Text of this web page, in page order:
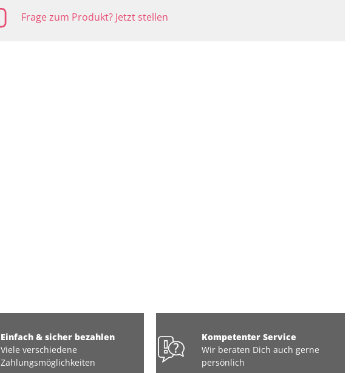
Frage zum Produkt? Jetzt stellen
Einfach & sicher bezahlen
Viele verschiedene
Zahlungsmöglichkeiten
Kompetenter Service
Wir beraten Dich auch gerne
persönlich